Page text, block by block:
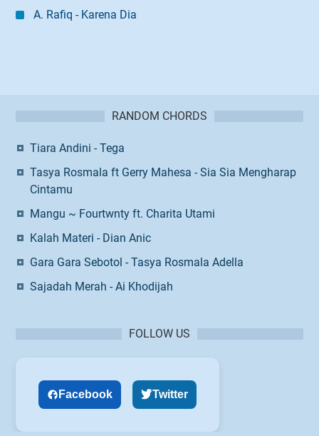
A. Rafiq - Karena Dia
RANDOM CHORDS
Tiara Andini - Tega
Tasya Rosmala ft Gerry Mahesa - Sia Sia Mengharap
Cintamu
Mangu ~ Fourtwnty ft. Charita Utami
Kalah Materi - Dian Anic
Gara Gara Sebotol - Tasya Rosmala Adella
Sajadah Merah - Ai Khodijah
FOLLOW US
Facebook Twitter